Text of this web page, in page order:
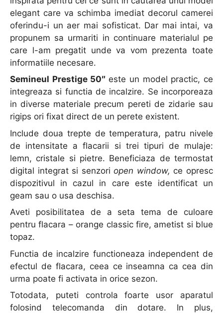
elegant care va schimba imediat decorul camerei
oferindu-i un aer mai sofisticat. Dar mai intai, va
propunem sa urmariti in continuare materialul pe
care l-am pregatit unde va vom prezenta toate
informatiile necesare.
Semineul Prestige 50″ este un model practic, ce
integreaza si functia de incalzire. Se incorporeaza
in diverse materiale precum pereti de zidarie sau
rigips ori fixat direct de un perete existent.
Include doua trepte de temperatura, patru nivele
de intensitate a flacarii si trei tipuri de mulaje:
lemn, cristale si pietre. Beneficiaza de termostat
digital integrat si senzoriopen window, ce opresc
dispozitivul in cazul in care este identificat un
geam sau o usa deschisa.
Aveti posibilitatea de a seta tema de culoare
pentru flacara – orange classic fire, ametist si blue
topaz.
Functia de incalzire functioneaza independent de
efectul de flacara, ceea ce inseamna ca cea din
urma poate fi activata in orice sezon.
Totodata, puteti controla foarte usor aparatul
folosind telecomanda din dotare. In plus,